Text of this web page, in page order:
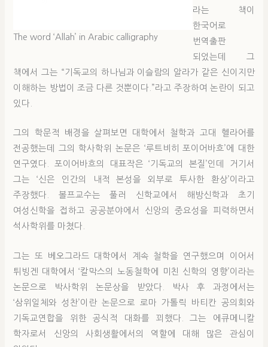
The word ‘Allah’ in Arabic calligraphy
라는 책이
한국어로
번역출판
되었는데 그
책에서 그는 “기독교의 하나님과 이슬람의 알라가 같은 신이지만
이해하는 방법이 조금 다른 것뿐이다.”라고 주장하여 논란이 되고
있다.
그의 학문적 배경을 살펴보면 대학에서 철학과 고대 헬라어를
전공했는데 그의 학사학위 논문은 ‘루트비히 포이어바흐’에 대한
연구였다. 포이어바흐의 대표작은 ‘기독교의 본질’인데 거기서
그는 ‘신은 인간의 내적 본성을 외부로 투사한 환상’이라고
주장했다. 볼프교수는 풀러 신학교에서 해방신학과 초기
여성신학을 접하고 공공분야에서 신앙의 중요성을 피력하면서
석사학위를 마쳤다.
그는 또 베오그라드 대학에서 계속 철학을 연구했으며 이어서
튀빙겐 대학에서 ‘칼막스의 노동철학에 미친 신학의 영향’이라는
논문으로 박사학위 논문상을 받았다. 박사 후 과정에서는
‘삼위일체와 성찬’이란 논문으로 로마 가톨릭 바티칸 공의회와
기독교연합을 위한 공식적 대화를 꾀했다. 그는 에큐메니칼
학자로서 신앙의 사회생활에서의 역할에 대해 많은 관심이